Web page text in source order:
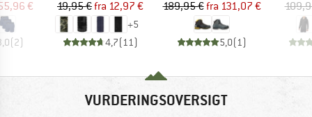
pris
€
(2)
Pris
19,95 € Nedsat pris
fra 12,97 €
+5
4,7(11 )
Pris
189,95 € Nedsat pris
fra 131,07 €
5,0(1 )
VURDERINGSOVERSIGT